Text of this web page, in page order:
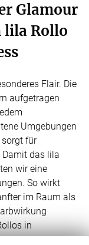
Glamour
lila Rollo
Flair. Die
aufgetragen
Umgebungen
für
Damit das lila
wir eine
So wirkt
im Raum als
in